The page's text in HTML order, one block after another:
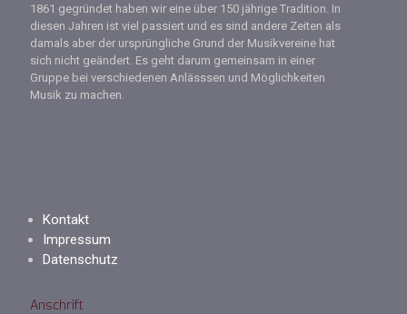
1861 gegründet haben wir eine über 150 jährige Tradition. In
diesen Jahren ist viel passiert und es sind andere Zeiten als
damals aber der ursprüngliche Grund der Musikvereine hat
sich nicht geändert. Es geht darum gemeinsam in einer
Gruppe bei verschiedenen Anlässsen und Möglichkeiten
Musik zu machen.
Kontakt
Impressum
Datenschutz
Anschrift